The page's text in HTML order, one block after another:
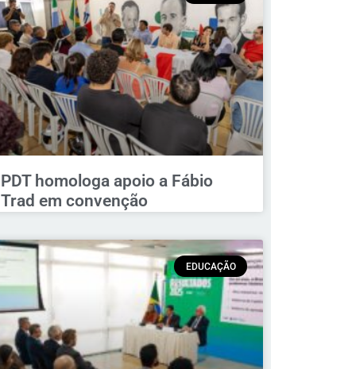
PDT homologa apoio a Fábio
Trad em convenção
EDUCAÇÃO